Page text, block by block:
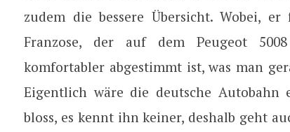
zudem die bessere Übersicht. Wobei,
Franzose, der auf dem Peugeot
komfortabler abgestimmt ist, was man
Eigentlich wäre die deutsche
bloss, es kennt ihn keiner, deshalb geht